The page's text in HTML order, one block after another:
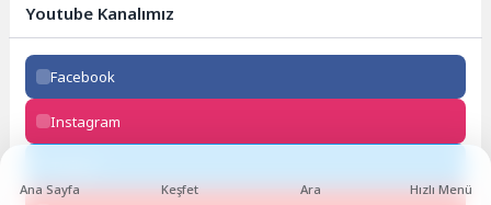
Youtube Kanalımız
Facebook
Instagram
Ana Sayfa Keşfet Ara Hızlı Menü